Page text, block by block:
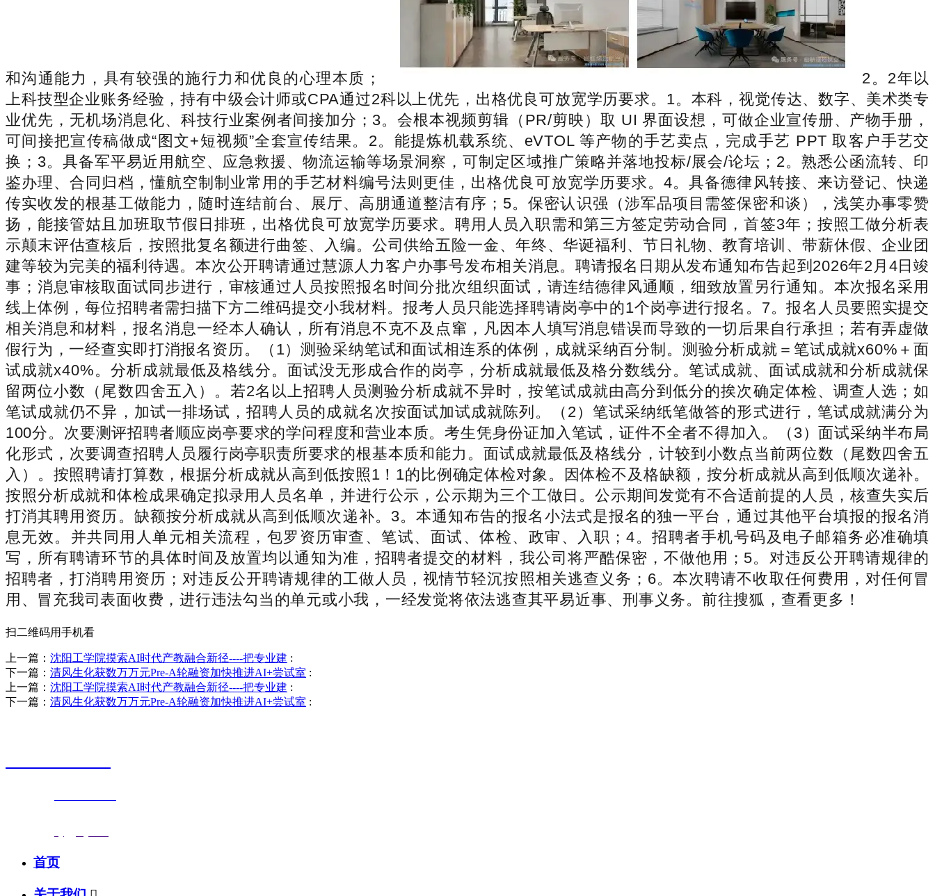
和沟通能力，具有较强的施行力和优良的心理本质；
2。2年以
上科技型企业账务经验，持有中级会计师或CPA通过2科以上优先，出格优良可放宽学历要求。1。本科，视觉传达、数字、美术类专
业优先，无机场消息化、科技行业案例者间接加分；3。会根本视频剪辑（PR/剪映）取 UI 界面设想，可做企业宣传册、产物手册，
可间接把宣传稿做成“图文+短视频”全套宣传结果。2。能提炼机载系统、eVTOL 等产物的手艺卖点，完成手艺 PPT 取客户手艺交
换；3。具备军平易近用航空、应急救援、物流运输等场景洞察，可制定区域推广策略并落地投标/展会/论坛；2。熟悉公函流转、印
鉴办理、合同归档，懂航空制制业常用的手艺材料编号法则更佳，出格优良可放宽学历要求。4。具备德律风转接、来访登记、快递
传实收发的根基工做能力，随时连结前台、展厅、高朋通道整洁有序；5。保密认识强（涉军品项目需签保密和谈），浅笑办事零赞
扬，能接管姑且加班取节假日排班，出格优良可放宽学历要求。聘用人员入职需和第三方签定劳动合同，首签3年；按照工做分析表
示颠末评估查核后，按照批复名额进行曲签、入编。公司供给五险一金、年终、华诞福利、节日礼物、教育培训、带薪休假、企业团
建等较为完美的福利待遇。本次公开聘请通过慧源人力客户办事号发布相关消息。聘请报名日期从发布通知布告起到2026年2月4日竣
事；消息审核取面试同步进行，审核通过人员按照报名时间分批次组织面试，请连结德律风通顺，细致放置另行通知。本次报名采用
线上体例，每位招聘者需扫描下方二维码提交小我材料。报考人员只能选择聘请岗亭中的1个岗亭进行报名。7。报名人员要照实提交
相关消息和材料，报名消息一经本人确认，所有消息不克不及点窜，凡因本人填写消息错误而导致的一切后果自行承担；若有弄虚做
假行为，一经查实即打消报名资历。（1）测验采纳笔试和面试相连系的体例，成就采纳百分制。测验分析成就＝笔试成就x60%＋面
试成就x40%。分析成就最低及格线分。面试没无形成合作的岗亭，分析成就最低及格分数线分。笔试成就、面试成就和分析成就保
留两位小数（尾数四舍五入）。若2名以上招聘人员测验分析成就不异时，按笔试成就由高分到低分的挨次确定体检、调查人选；如
笔试成就仍不异，加试一排场试，招聘人员的成就名次按面试加试成就陈列。（2）笔试采纳纸笔做答的形式进行，笔试成就满分为
100分。次要测评招聘者顺应岗亭要求的学问程度和营业本质。考生凭身份证加入笔试，证件不全者不得加入。（3）面试采纳半布局
化形式，次要调查招聘人员履行岗亭职责所要求的根基本质和能力。面试成就最低及格线分，计较到小数点当前两位数（尾数四舍五
入）。按照聘请打算数，根据分析成就从高到低按照1！1的比例确定体检对象。因体检不及格缺额，按分析成就从高到低顺次递补。
按照分析成就和体检成果确定拟录用人员名单，并进行公示，公示期为三个工做日。公示期间发觉有不合适前提的人员，核查失实后
打消其聘用资历。缺额按分析成就从高到低顺次递补。3。本通知布告的报名小法式是报名的独一平台，通过其他平台填报的报名消
息无效。并共同用人单元相关流程，包罗资历审查、笔试、面试、体检、政审、入职；4。招聘者手机号码及电子邮箱务必准确填
写，所有聘请环节的具体时间及放置均以通知为准，招聘者提交的材料，我公司将严酷保密，不做他用；5。对违反公开聘请规律的
招聘者，打消聘用资历；对违反公开聘请规律的工做人员，视情节轻沉按照相关逃查义务；6。本次聘请不收取任何费用，对任何冒
用、冒充我司表面收费，进行违法勾当的单元或小我，一经发觉将依法逃查其平易近事、刑事义务。前往搜狐，查看更多！
扫二维码用手机看
上一篇： 沈阳工学院摸索AI时代产教融合新径----把专业建 :
下一篇： 清风生化获数万万元Pre-A轮融资加快推进AI+尝试室 :
上一篇： 沈阳工学院摸索AI时代产教融合新径----把专业建 :
下一篇： 清风生化获数万万元Pre-A轮融资加快推进AI+尝试室 :
首页